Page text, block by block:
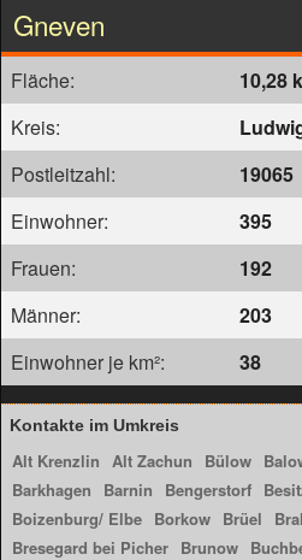
Gneven
Fläche:
10,28
Kreis:
Postleitzahl:
19065
Einwohner:
395
Frauen:
192
Männer:
203
Einwohner je km²:
38
Kontakte im Umkreis
Alt Krenzlin Alt Zachun Bülow
Barkhagen
Barnin Bengerstorf
Boizenburg/ Elbe Borkow Brüel
Bresegard bei Picher Brunow